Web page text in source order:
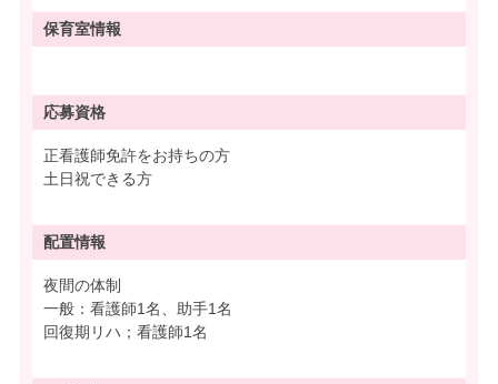
保育室情報
応募資格
正看護師免許をお持ちの方
土日祝できる方
配置情報
夜間の体制
一般：看護師1名、助手1名
回復期リハ；看護師1名